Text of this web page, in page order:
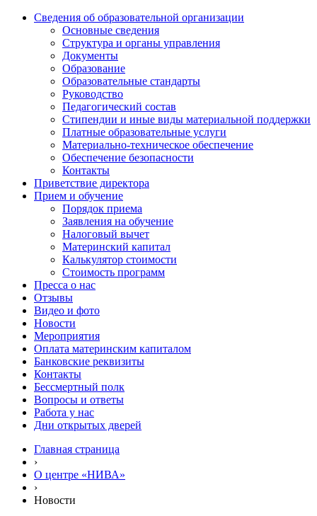
Сведения об образовательной организации
Основные сведения
Структура и органы управления
Документы
Образование
Образовательные стандарты
Руководство
Педагогический состав
Стипендии и иные виды материальной поддержки
Платные образовательные услуги
Материально-техническое обеспечение
Обеспечение безопасности
Контакты
Приветствие директора
Прием и обучение
Порядок приема
Заявления на обучение
Налоговый вычет
Материнский капитал
Калькулятор стоимости
Стоимость программ
Пресса о нас
Отзывы
Видео и фото
Новости
Мероприятия
Оплата материнским капиталом
Банковские реквизиты
Контакты
Бессмертный полк
Вопросы и ответы
Работа у нас
Дни открытых дверей
Главная страница
›
О центре «НИВА»
›
Новости